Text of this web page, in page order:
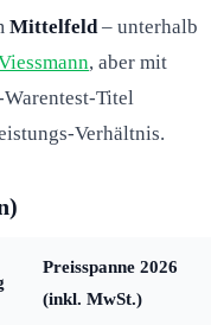
Mittelfeld – unterhalb
, aber mit
Titel
Verhältnis.
Preisspanne 2026
(inkl. MwSt.)